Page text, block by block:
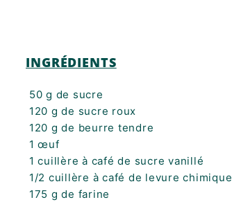
INGRÉDIENTS
50 g de sucre
120 g de sucre roux
120 g de beurre tendre
1 œuf
1 cuillère à café de sucre vanillé
1/2 cuillère à café de levure chimique
175 g de farine